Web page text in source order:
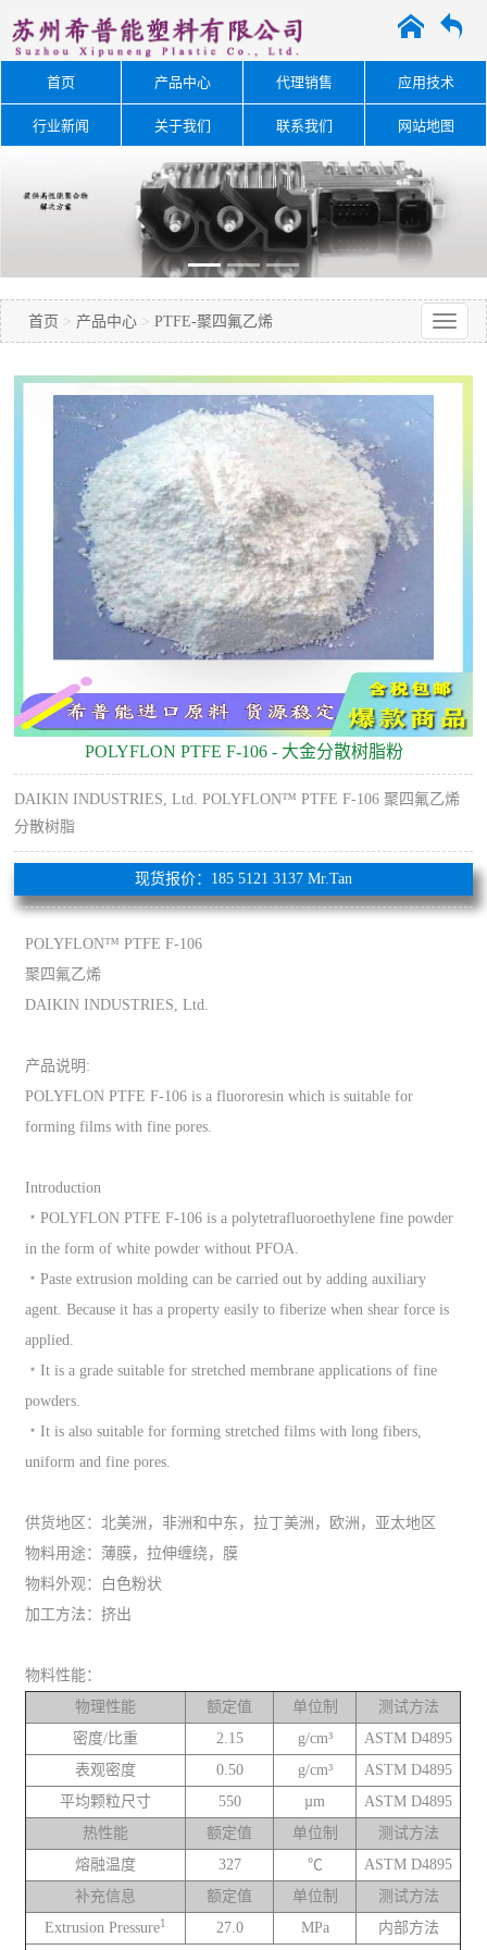
A O
首页 产品中心 代理销售 应用技术
行业新闻 关于我们 联系我们 网站地图
首页 > 产品中心 > PTFE-聚四氟乙烯
POLYFLON PTFE F-106 - 大金分散树脂粉
DAIKIN INDUSTRIES, Ltd. POLYFLON™ PTFE F-106 聚四氟乙烯
分散树脂
现货报价：185 5121 3137 Mr.Tan
POLYFLON™ PTFE F-106
聚四氟乙烯
DAIKIN INDUSTRIES, Ltd.
产品说明:
POLYFLON PTFE F-106 is a fluororesin which is suitable for
forming films with fine pores.
Introduction
﹡POLYFLON PTFE F-106 is a polytetrafluoroethylene fine powder
in the form of white powder without PFOA.
﹡Paste extrusion molding can be carried out by adding auxiliary
agent. Because it has a property easily to fiberize when shear force is
applied.
﹡It is a grade suitable for stretched membrane applications of fine
powders.
﹡It is also suitable for forming stretched films with long fibers,
uniform and fine pores.
供货地区：北美洲，非洲和中东，拉丁美洲，欧洲，亚太地区
物料用途：薄膜，拉伸缠绕，膜
物料外观：白色粉状
加工方法：挤出
物料性能：
物理性能
额定值 单位制
测试方法
密度/比重
2.15 g/cm³
ASTM D4895
表观密度
0.50 g/cm³
ASTM D4895
平均颗粒尺寸
550 µm
ASTM D4895
热性能
额定值 单位制
测试方法
熔融温度
327 ℃
ASTM D4895
补充信息
额定值 单位制
测试方法
Extrusion Pressure1 27.0 MPa 内部方法